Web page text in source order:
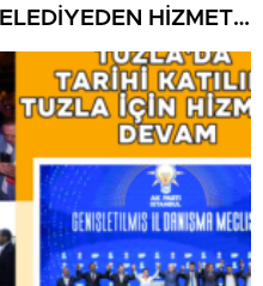
HİZMET